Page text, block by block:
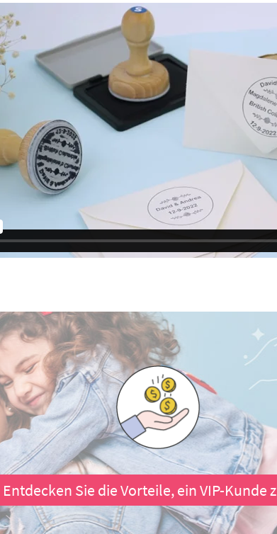
Entdecken Sie die Vorteile, ein VIP-Kunde